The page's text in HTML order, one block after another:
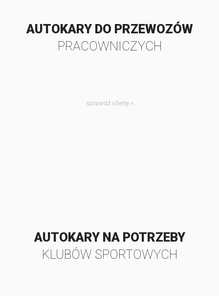
AUTOKARY DO PRZEWOZÓW
PRACOWNICZYCH
sprawdź ofertę »
AUTOKARY NA POTRZEBY
KLUBÓW SPORTOWYCH